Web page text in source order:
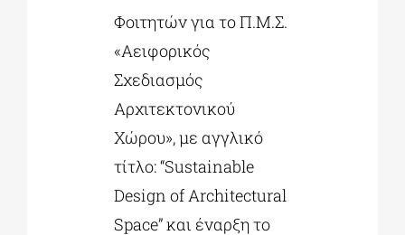
Φοιτητών για το Π.Μ.Σ.
«Αειφορικός
Σχεδιασμός
Αρχιτεκτονικού
Χώρου», με αγγλικό
τίτλο: “Sustainable
Design of Architectural
Space” και έναρξη το